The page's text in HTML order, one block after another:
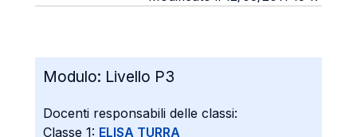
Modulo: Livello P3
Docenti responsabili delle classi:
Classe 1: ELISA TURRA